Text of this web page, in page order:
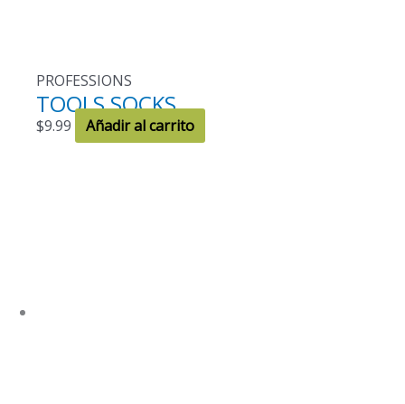
PROFESSIONS
TOOLS SOCKS
$9.99 Añadir al carrito